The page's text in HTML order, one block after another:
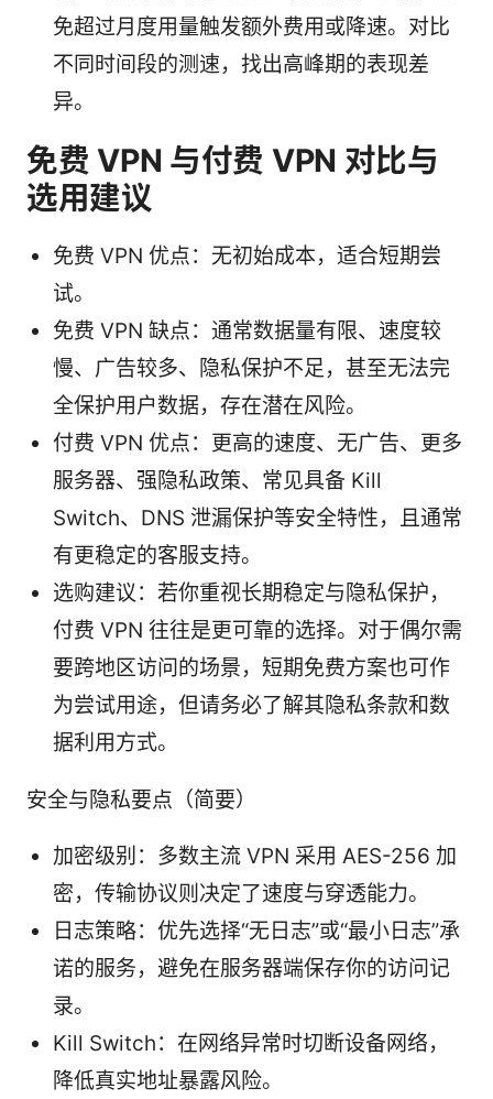
免超过月度用量触发额外费用或降速。对比
不同时间段的测速，找出高峰期的表现差
异。
免费 VPN 与付费 VPN 对比与
选用建议
免费 VPN 优点：无初始成本，适合短期尝
试。
免费 VPN 缺点：通常数据量有限、速度较
慢、广告较多、隐私保护不足，甚至无法完
全保护用户数据，存在潜在风险。
付费 VPN 优点：更高的速度、无广告、更多
服务器、强隐私政策、常见具备 Kill
Switch、DNS 泄漏保护等安全特性，且通常
有更稳定的客服支持。
选购建议：若你重视长期稳定与隐私保护，
付费 VPN 往往是更可靠的选择。对于偶尔需
要跨地区访问的场景，短期免费方案也可作
为尝试用途，但请务必了解其隐私条款和数
据利用方式。
安全与隐私要点（简要）
加密级别：多数主流 VPN 采用 AES-256 加
密，传输协议则决定了速度与穿透能力。
日志策略：优先选择“无日志”或“最小日志”承
诺的服务，避免在服务器端保存你的访问记
录。
Kill Switch：在网络异常时切断设备网络，
降低真实地址暴露风险。